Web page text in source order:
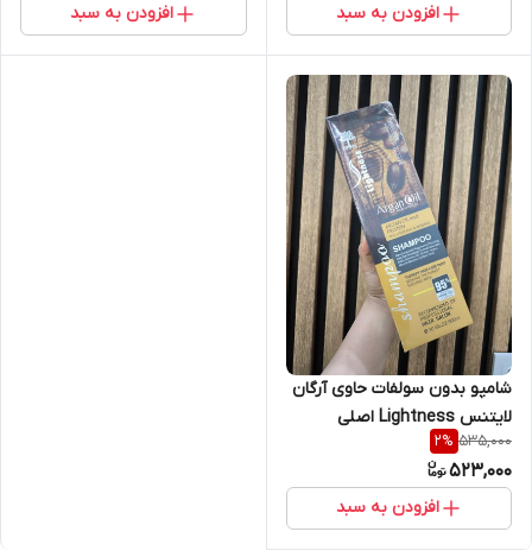
افزودن به سبد افزودن به سبد
شامپو بدون سولفات حاوی آرگان
لایتنس Lightness اصلی
535,000
2%
523,000
افزودن به سبد